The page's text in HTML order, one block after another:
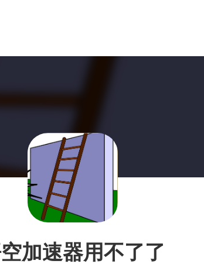
加速器用不了了